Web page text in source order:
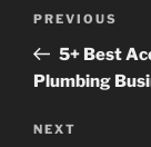
Previous
Post
PREVIOUS
5+ Best
Plumbing
Next
NEXT